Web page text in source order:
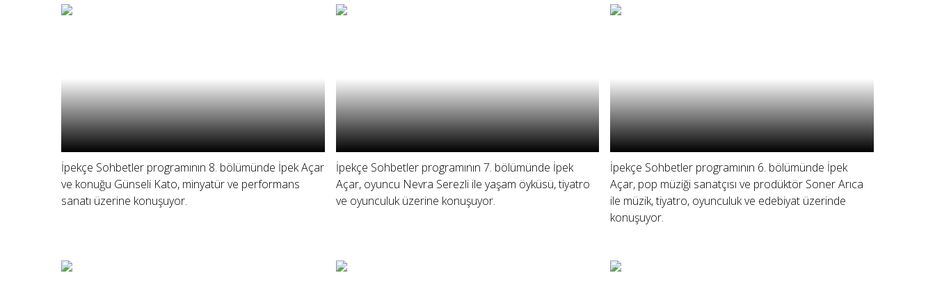
İpekçe Sohbetler programının 8. bölümünde İpek Açar
ve konuğu Günseli Kato, minyatür ve performans
sanatı üzerine konuşuyor.
İpekçe Sohbetler programının 7. bölümünde İpek
Açar, oyuncu Nevra Serezli ile yaşam öyküsü, tiyatro
ve oyunculuk üzerine konuşuyor.
İpekçe Sohbetler programının 6. bölümünde İpek
Açar, pop müziği sanatçısı ve prodüktör Soner Arıca
ile müzik, tiyatro, oyunculuk ve edebiyat üzerinde
konuşuyor.